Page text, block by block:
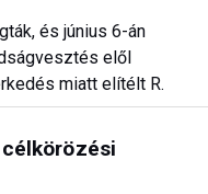
és június 6-án
elől
miatt elítélt R.